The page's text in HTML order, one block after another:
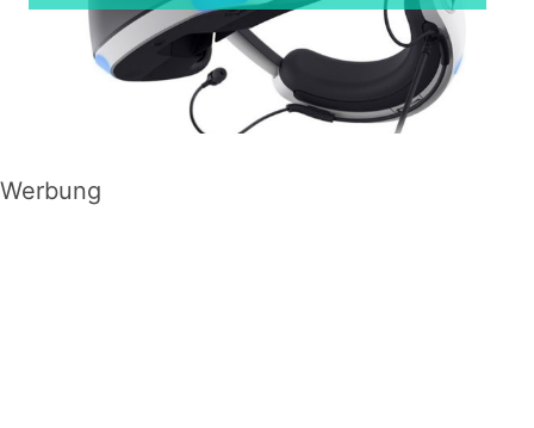
Werbung